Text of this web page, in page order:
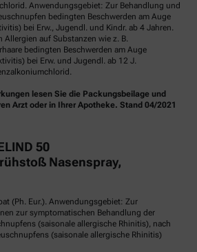
Anwendungsgebiet: Zur Behandlung und
bedingten Beschwerden am Auge
bei Erw., Jugendl. und Kindr. ab 4 Jahren.
Allergien auf Substanzen wie z. B.
bedingten Beschwerden am Auge
bei Erw. und Jugendl. ab 12 J.
lesen Sie die Packungsbeilage und
Arzt oder in Ihrer Apotheke. Stand 04/2021
50
Nasenspray,
(Ph. Eur.). Anwendungsgebiet: Zur
zur symptomatischen Behandlung der
(saisonale allergische Rhinitis), nach
(saisonale allergische Rhinitis)